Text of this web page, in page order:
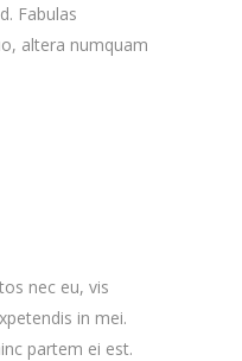
Fabulas
altera numquam
nec eu, vis
in mei.
partem ei est.